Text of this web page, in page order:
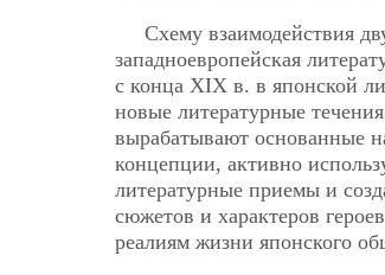
Схему взаимодействия
западноевропейская
с конца ХІХ в. в японской
новые литературные
вырабатывают основанные
концепции, активно
литературные приемы и
сюжетов и характеров
реалиям жизни японского